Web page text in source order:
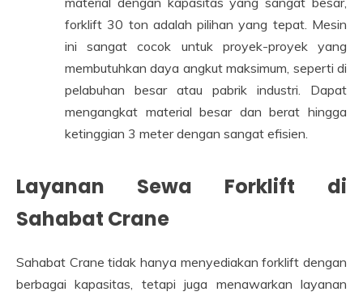
forklift 30 ton adalah pilihan yang tepat. Mesin
ini sangat cocok untuk proyek-proyek yang
membutuhkan daya angkut maksimum, seperti di
pelabuhan besar atau pabrik industri. Dapat
mengangkat material besar dan berat hingga
ketinggian 3 meter dengan sangat efisien.
Layanan Sewa Forklift di
Sahabat Crane
Sahabat Crane tidak hanya menyediakan forklift dengan
berbagai kapasitas, tetapi juga menawarkan layanan